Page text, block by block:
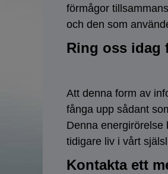
förmågor
och den som
Ring oss idag
Att denna form av
fånga upp sådant
Denna energirörelse
tidigare liv i vårt
Kontakta ett